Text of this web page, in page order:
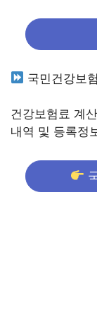
국민건강보
건강보험료 계
내역 및 등록정